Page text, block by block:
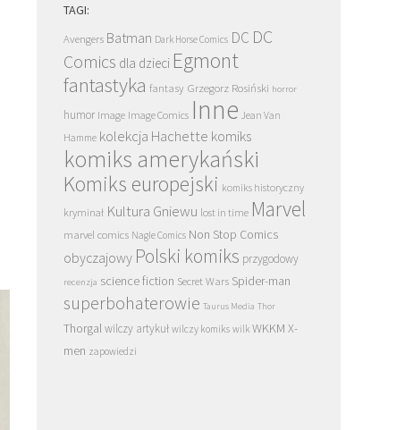
TAGI:
Avengers Batman Dark Horse Comics DC DC
Comics dla dzieci Egmont
fantastyka fantasy Grzegorz Rosiński horror
humor Image Image Comics Inne Jean Van
Hamme kolekcja Hachette komiks
komiks amerykański
Komiks europejski komiks historyczny
kryminał Kultura Gniewu lost in time Marvel
marvel comics Nagle Comics Non Stop Comics
obyczajowy Polski komiks przygodowy
recenzja science fiction Secret Wars Spider-man
superbohaterowie Taurus Media Thor
Thorgalwilczy artykuł wilczy komiks wilk WKKM X-
men zapowiedzi